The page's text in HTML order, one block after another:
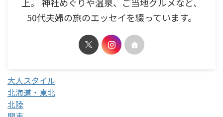
50代夫婦の旅のエッセイを綴っています。
大人スタイル
北海道・東北
北陸